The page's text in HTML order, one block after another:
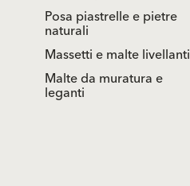
Posa piastrelle e pietre
naturali
Massetti e malte livellanti
Malte da muratura e
leganti